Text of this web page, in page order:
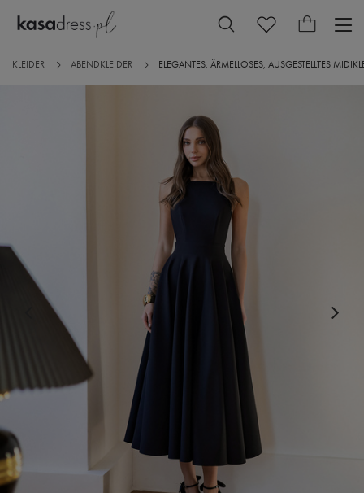
KLEIDER ABENDKLEIDER ELEGANTES, ÄRMELLOSES, AUSGESTELLTES